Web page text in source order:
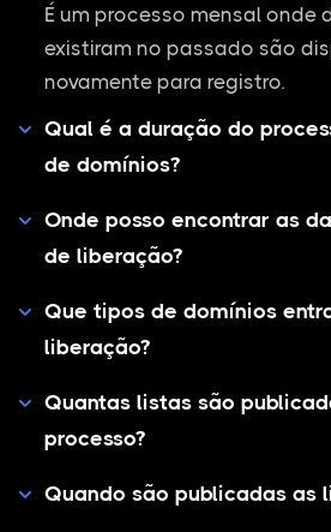
É um processo mensal onde
existiram no passado são
novamente para registro.
Qual é a duração do
de domínios?
Onde posso encontrar as
de liberação?
Que tipos de domínios
liberação?
Quantas listas são
processo?
Quando são publicadas as